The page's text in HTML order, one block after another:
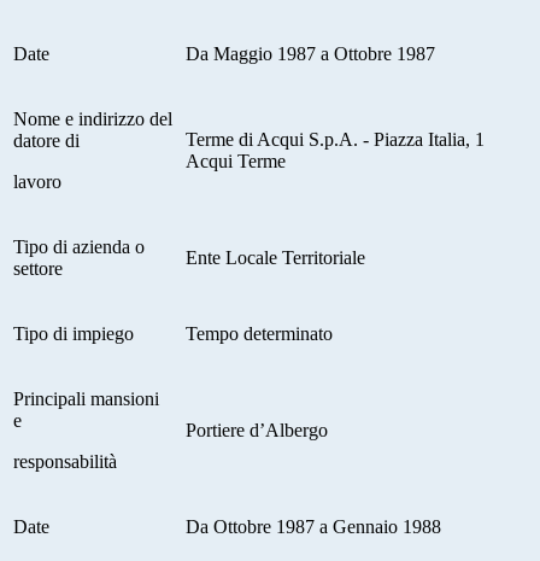
Date Da Maggio 1987 a Ottobre 1987
Nome e indirizzo del
datore di
lavoro
Terme di Acqui S.p.A. - Piazza Italia, 1
Acqui Terme
Tipo di azienda o
settore
Ente Locale Territoriale
Tipo di impiego Tempo determinato
Principali mansioni
e
responsabilità
Portiere d’Albergo
Date Da Ottobre 1987 a Gennaio 1988